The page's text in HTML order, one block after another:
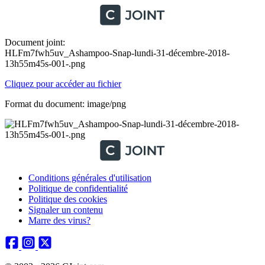
Document joint:
HLFm7fwh5uv_Ashampoo-Snap-lundi-31-décembre-2018-
13h55m45s-001-.png
Cliquez pour accéder au fichier
Format du document: image/png
Conditions générales d'utilisation
Politique de confidentialité
Politique des cookies
Signaler un contenu
Marre des virus?